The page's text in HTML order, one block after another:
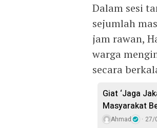
Dalam sesi
sejumlah
jam rawan,
warga
secara
Giat ‘Jaga
Masyarakat
Ahmad 27/